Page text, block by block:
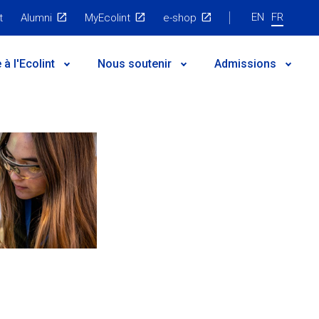
Alumni MyEcolint e-shop EN FR
et gouvernance
2024-2030
utiles
à l'Ecolint Nous soutenir Admissions